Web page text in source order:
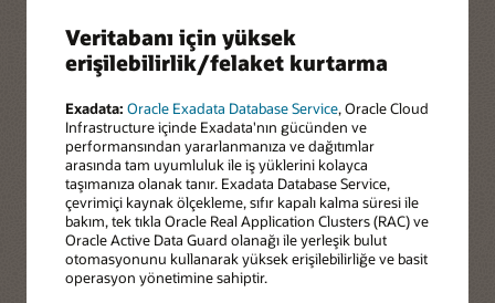
Veritabanı için yüksek
erişilebilirlik/felaket kurtarma
Exadata: Oracle Exadata Database Service, Oracle Cloud
Infrastructure içinde Exadata'nın gücünden ve
performansından yararlanmanıza ve dağıtımlar
arasında tam uyumluluk ile iş yüklerini kolayca
taşımanıza olanak tanır. Exadata Database Service,
çevrimiçi kaynak ölçekleme, sıfır kapalı kalma süresi ile
bakım, tek tıkla Oracle Real Application Clusters (RAC) ve
Oracle Active Data Guard olanağı ile yerleşik bulut
otomasyonunu kullanarak yüksek erişilebilirliğe ve basit
operasyon yönetimine sahiptir.